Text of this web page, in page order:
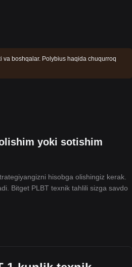
boshqalar. Polybius haqida chuqurroq
yoki sotishim
hisobga olishingiz kerak.
Bitget PLBT texnik tahlili sizga savdo